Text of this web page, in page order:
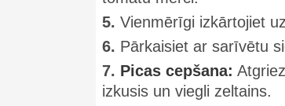
5. Vienmērīgi izkārtojiet
6. Pārkaisiet ar sarīvētu
7. Picas cepšana:
izkusis un viegli zeltains.